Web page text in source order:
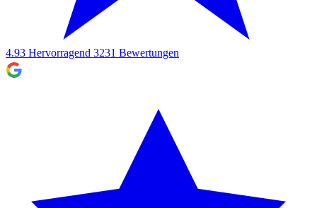
4.93 Hervorragend 3231 Bewertungen